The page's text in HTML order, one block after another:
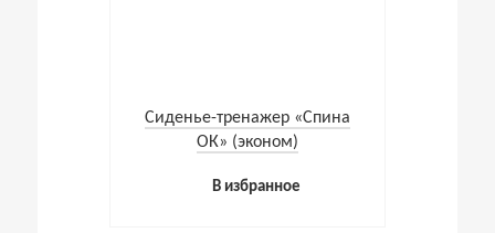
Cиденье-тренажер «Спина
ОК» (эконом)
В избранное